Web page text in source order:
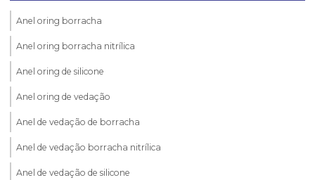
Anel oring borracha
Anel oring borracha nitrílica
Anel oring de silicone
Anel oring de vedação
Anel de vedação de borracha
Anel de vedação borracha nitrílica
Anel de vedação de silicone